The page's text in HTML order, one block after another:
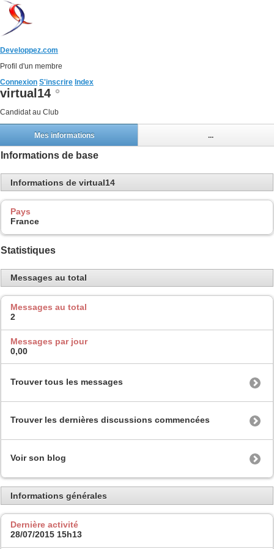
Developpez.com
Profil d'un membre
Connexion S'inscrire Index
virtual14
Candidat au Club
Mes informations ...
Informations de base
Informations de virtual14
Pays
France
Statistiques
Messages au total
Messages au total
2
Messages par jour
0,00
Trouver tous les messages
Trouver les dernières discussions commencées
Voir son blog
Informations générales
Dernière activité
28/07/2015 15h13